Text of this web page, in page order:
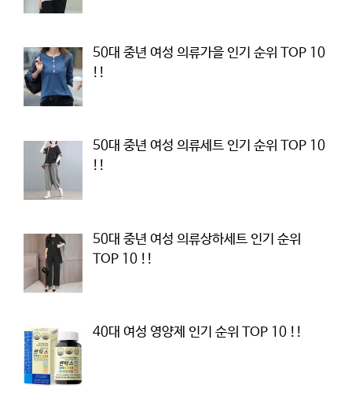
50대 중년 여성 의류가을 인기 순위 TOP 10
!!
50대 중년 여성 의류세트 인기 순위 TOP 10
!!
50대 중년 여성 의류상하세트 인기 순위
TOP 10 !!
40대 여성 영양제 인기 순위 TOP 10 !!